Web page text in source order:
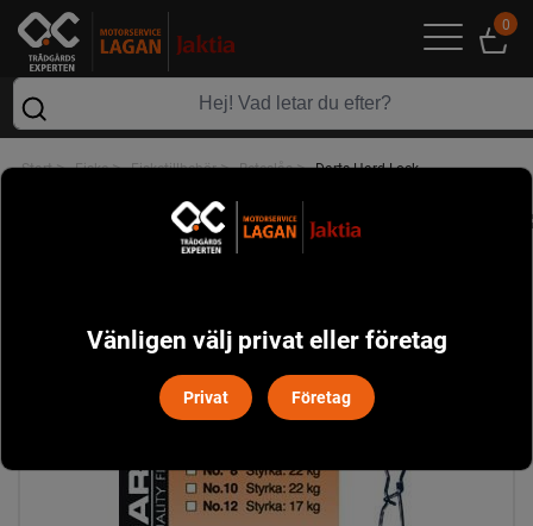
0
Start> Fiske> Fisketillbehör> Beteslås> Darts Hard Lock
Vänligen välj privat eller företag
Privat Företag